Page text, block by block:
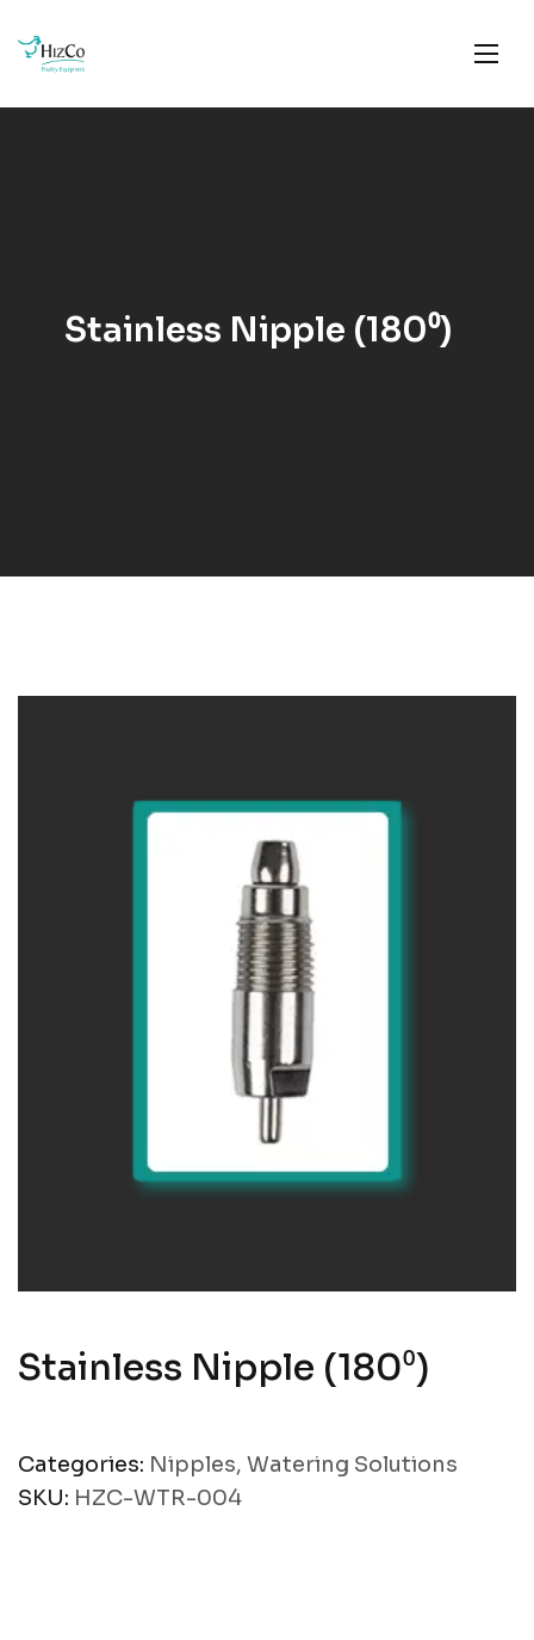
Stainless Nipple (180⁰)
Stainless Nipple (180⁰)
Categories: Nipples, Watering Solutions
SKU: HZC-WTR-004